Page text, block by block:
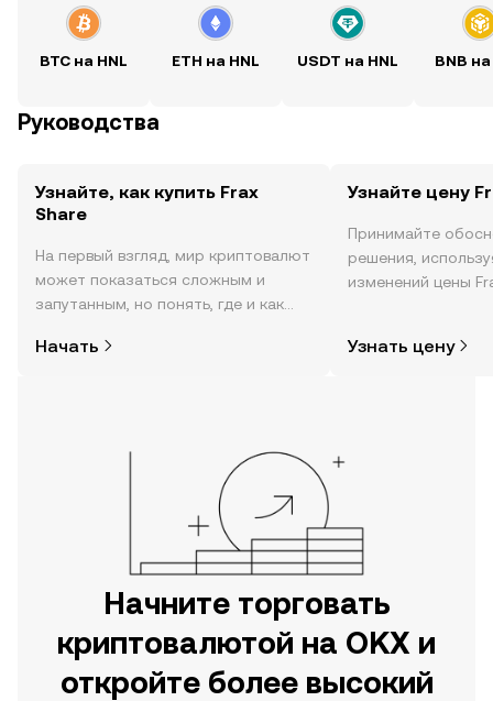
BTC на HNL ETH на HNL USDT на HNL BNB на
Руководства
Узнайте, как купить Frax
Share
На первый взгляд, мир криптовалют
может показаться сложным и
запутанным, но понять, где и как
так сложно. Начните исследовать
Начать
Узнайте цену
Принимайте
решения,
изменений цены
новости и многое
Узнать цену
Начните торговать
криптовалютой на OKX и
откройте более высокий